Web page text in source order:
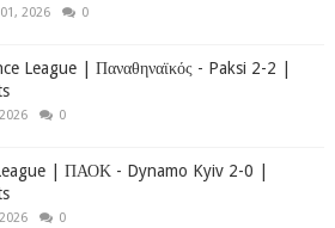
2026 0
League | Παναθηναϊκός - Paksi 2-2 |
0
| ΠΑΟΚ - Dynamo Kyiv 2-0 |
0